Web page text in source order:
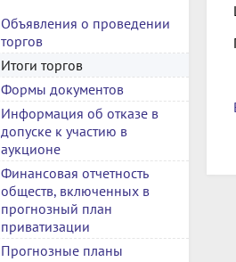
Объявления о проведении
торгов
Итоги торгов
Формы документов
Информация об отказе в
допуске к участию в
аукционе
Финансовая отчетность
обществ, включенных в
прогнозный план
приватизации
Прогнозные планы